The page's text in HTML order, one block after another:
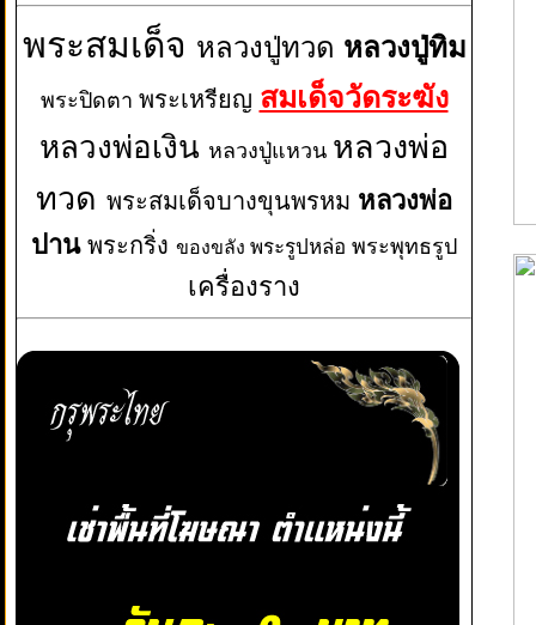
พระสมเด็จ หลวงปู่ทวด หลวงปู่ทิม
พระปิดตา พระเหรียญ สมเด็จวัดระฆัง
หลวงพ่อเงิน หลวงปู่แหวน หลวงพ่อ
ทวด พระสมเด็จบางขุนพรหม หลวงพ่อ
ปาน พระกริ่ง ของขลัง พระรูปหล่อ พระพุทธรูป
เครื่องราง